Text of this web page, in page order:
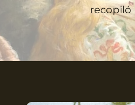
recopiló